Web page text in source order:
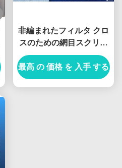
非編まれたフィルタ クロ
スのための網目スクリー
ンの生地ポリエステルを
形作る平織り
最高 の 価格 を 入手 する